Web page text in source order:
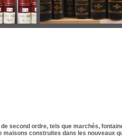
second ordre, tels que marchés,
construites dans les nouveaux